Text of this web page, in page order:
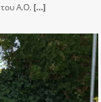
του Α.Ο.[…]